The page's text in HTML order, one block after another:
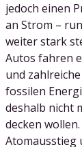
jedoch einen
an Strom –
weiter stark
Autos fahren
und
fossilen
deshalb nicht
decken
Atomausstieg